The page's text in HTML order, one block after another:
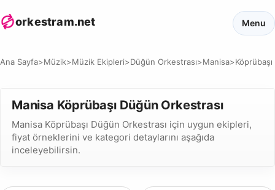
orkestram.net Menu
Ana Sayfa>Müzik>Müzik Ekipleri>Düğün Orkestrası>Manisa>Köprübaşı
Manisa Köprübaşı Düğün Orkestrası
Manisa Köprübaşı Düğün Orkestrası için uygun ekipleri,
fiyat örneklerini ve kategori detaylarını aşağıda
inceleyebilirsin.